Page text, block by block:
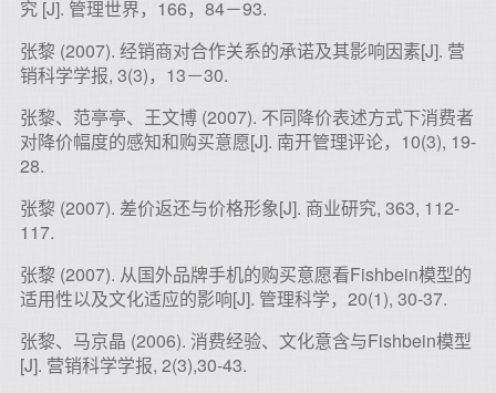
究 [J]. 管理世界，166，84－93.
张黎 (2007). 经销商对合作关系的承诺及其影响因素[J]. 营
销科学学报, 3(3)，13－30.
张黎、范亭亭、王文博 (2007). 不同降价表述方式下消费者
对降价幅度的感知和购买意愿[J]. 南开管理评论，10(3), 19-
28.
张黎 (2007). 差价返还与价格形象[J]. 商业研究, 363, 112-
117.
张黎 (2007). 从国外品牌手机的购买意愿看Fishbein模型的
适用性以及文化适应的影响[J]. 管理科学，20(1), 30-37.
张黎、马京晶 (2006). 消费经验、文化意含与Fishbein模型
[J]. 营销科学学报, 2(3),30-43.